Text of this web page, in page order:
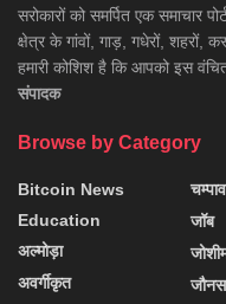
सरोकारों को समर्पित एक समाचार
क्षेत्र के गांवों, गाड़, गधेरों, शहरों,
हमारी कोशिश है कि आपको इस
संपादक
Browse by Category
Bitcoin News
Education
अल्मोड़ा
अवर्गीकृत
जॉब